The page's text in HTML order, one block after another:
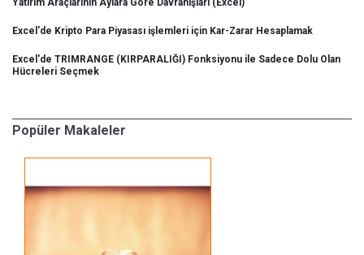
Yatırım Araçlarının Aylara Göre Davranışları (Excel)
Excel'de Kripto Para Piyasası işlemleri için Kar-Zarar Hesaplamak
Excel'de TRIMRANGE (KIRPARALIĞI) Fonksiyonu ile Sadece Dolu Olan
Hücreleri Seçmek
Popüler Makaleler